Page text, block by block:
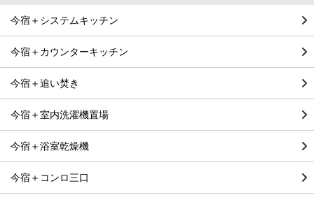
今宿＋システムキッチン
今宿＋カウンターキッチン
今宿＋追い焚き
今宿＋室内洗濯機置場
今宿＋浴室乾燥機
今宿＋コンロ三口